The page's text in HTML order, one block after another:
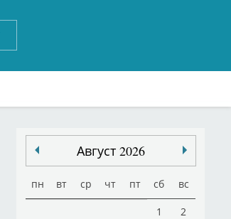
Август 2026
пн вт ср чт пт сб вс
1
2